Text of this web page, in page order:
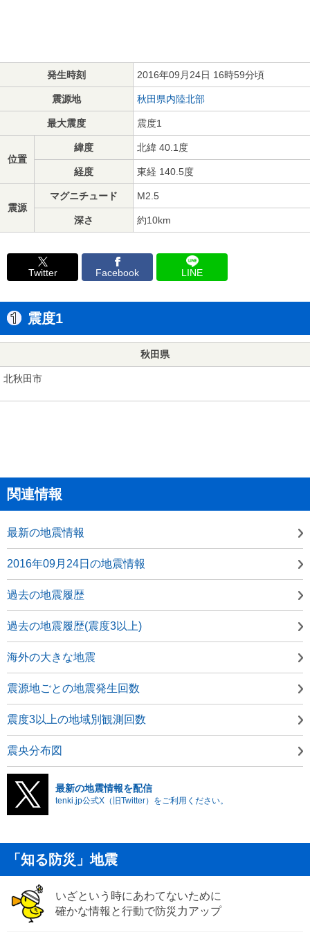
発生時刻 2016年09月24日 16時59分頃
震源地 秋田県内陸北部
最大震度 震度1
位置
緯度 北緯 40.1度
経度 東経 140.5度
震源
マグニチュード M2.5
深さ 約10km
Twitter Facebook LINE
震度1
秋田県
北秋田市
関連情報
最新の地震情報
2016年09月24日の地震情報
過去の地震履歴
過去の地震履歴(震度3以上)
海外の大きな地震
震源地ごとの地震発生回数
震度3以上の地域別観測回数
震央分布図
最新の地震情報を配信
tenki.jp公式X（旧Twitter）をご利用ください。
「知る防災」地震
いざという時にあわてないために
確かな情報と行動で防災力アップ